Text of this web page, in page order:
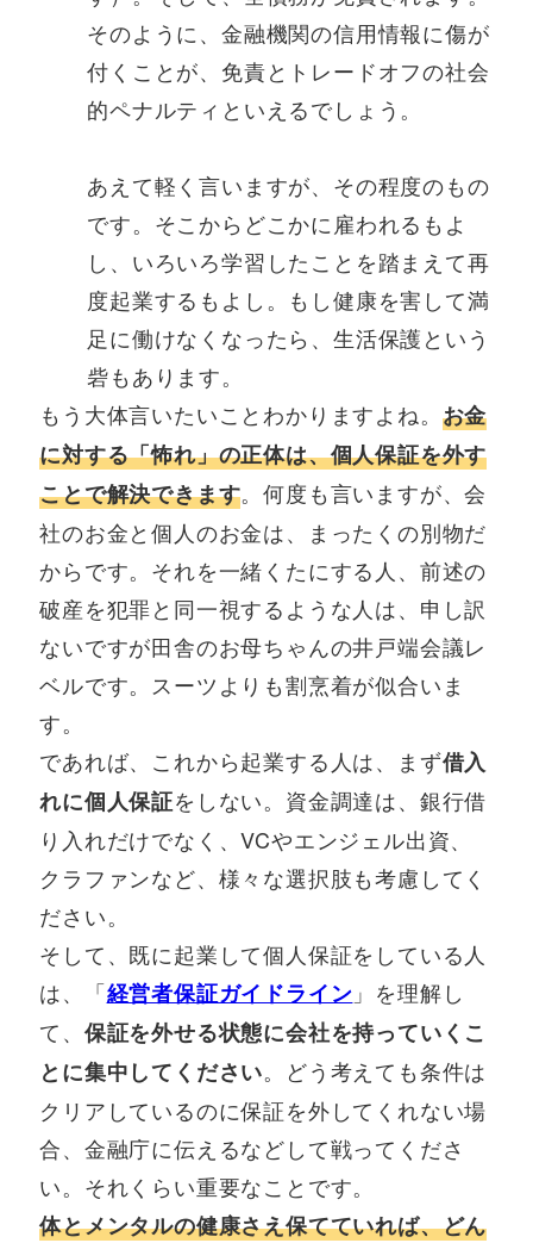
そのように、金融機関の信用情報に傷が
付くことが、免責とトレードオフの社会
的ペナルティといえるでしょう。
あえて軽く言いますが、その程度のもの
です。そこからどこかに雇われるもよ
し、いろいろ学習したことを踏まえて再
度起業するもよし。もし健康を害して満
足に働けなくなったら、生活保護という
砦もあります。
もう大体言いたいことわかりますよね。 お金
に対する「怖れ」の正体は、個人保証を外す
ことで解決できます。何度も言いますが、会
社のお金と個人のお金は、まったくの別物だ
からです。それを一緒くたにする人、前述の
破産を犯罪と同一視するような人は、申し訳
ないですが田舎のお母ちゃんの井戸端会議レ
ベルです。スーツよりも割烹着が似合いま
す。
であれば、これから起業する人は、まず借入
れに個人保証をしない。資金調達は、銀行借
り入れだけでなく、VCやエンジェル出資、
クラファンなど、様々な選択肢も考慮してく
ださい。
そして、既に起業して個人保証をしている人
は、「経営者保証ガイドライン 」を理解し
て、 保証を外せる状態に会社を持っていくこ
とに集中してください。どう考えても条件は
クリアしているのに保証を外してくれない場
合、金融庁に伝えるなどして戦ってくださ
い。それくらい重要なことです。
体とメンタルの健康さえ保てていれば、どん